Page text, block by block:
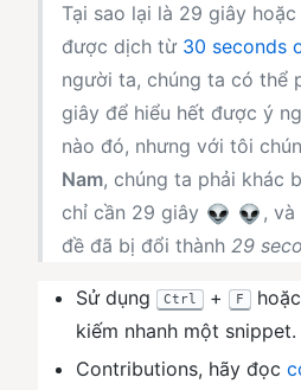
Tại sao lại là 29 giây
được dịch từ 30 seconds
người ta, chúng ta có thể
giây để hiểu hết được ý
nào đó, nhưng với tôi
Nam, chúng ta phải khác
chỉ cần 29 giây
,
đề đã bị đổi thành 29
Sử dụng Ctrl + F hoặc
kiếm nhanh một snippet.
Contributions, hãy đọc